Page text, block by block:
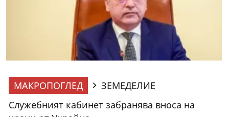
МАКРОПОГЛЕД
ЗЕМЕДЕЛИЕ
Служебният кабинет забранява вноса на